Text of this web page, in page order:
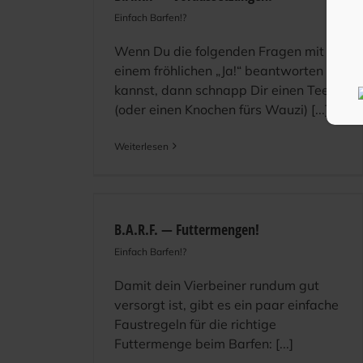
Einfach Barfen!?
Wenn Du die folgenden Fragen mit
einem fröhlichen „Ja!“ beantworten
kannst, dann schnapp Dir einen Tee
(oder einen Knochen fürs Wauzi) [...]
Weiterlesen
B.A.R.F. — Futtermengen!
Einfach Barfen!?
Damit dein Vierbeiner rundum gut
versorgt ist, gibt es ein paar einfache
Faustregeln für die richtige
Futtermenge beim Barfen: [...]